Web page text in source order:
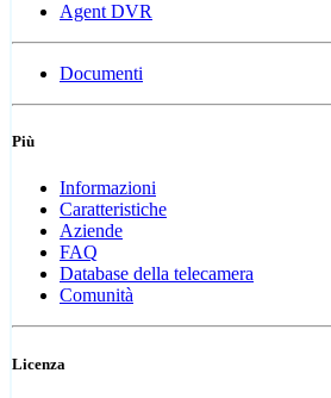
Agent DVR
Documenti
Più
Informazioni
Caratteristiche
Aziende
FAQ
Database della telecamera
Comunità
Licenza